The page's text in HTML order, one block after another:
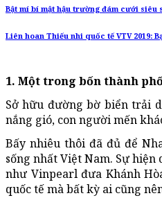
Bật mí bí mật hậu trường đám cưới siêu
Liên hoan Thiếu nhi quốc tế VTV 2019:
1. Một trong bốn thành
Sở hữu đường bờ biển trải
nắng gió, con người mến
Bấy nhiêu thôi đã đủ để
sống nhất Việt Nam. Sự
như Vinpearl đưa Khánh
quốc tế mà bất kỳ ai cũng